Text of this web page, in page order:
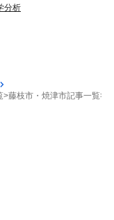
分析
>藤枝市・焼津市記事一覧>